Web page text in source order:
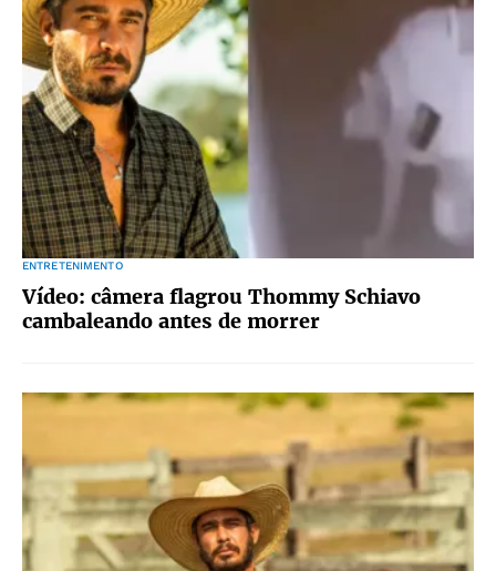
ENTRETENIMENTO
Vídeo: câmera flagrou Thommy Schiavo
cambaleando antes de morrer